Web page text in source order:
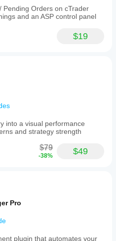
Pending Orders on cTrader
and an ASP control panel
$19
into a visual performance
and strategy strength
$79
-38% $49
Pro
plugin that automates your